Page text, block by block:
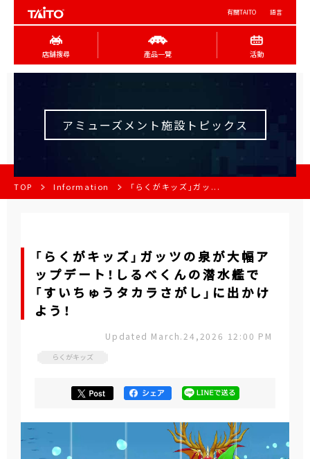
有關TAITO 語言
店舖搜尋 產品一覽 活動
アミューズメント施設トピックス
TOP Information 「らくがキッズ」ガッ...
「らくがキッズ」ガッツの泉が大幅ア
ップデート！しるべくんの潜水艦で
「すいちゅうタカラさがし」に出かけ
よう！
Updated March.24,2026 12:00 PM
らくがキッズ